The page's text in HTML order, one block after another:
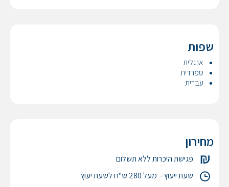
שפות
אנגלית
ספרדית
עברית
מחירון
פגישת היכרות ללא תשלום
שעת ייעוץ – מעל 280 ש"ח לשעת יעוץ